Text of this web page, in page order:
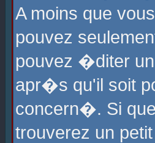
A moins que
pouvez
pouvez �diter
apr�s qu'il soit
concern�. Si
trouverez un